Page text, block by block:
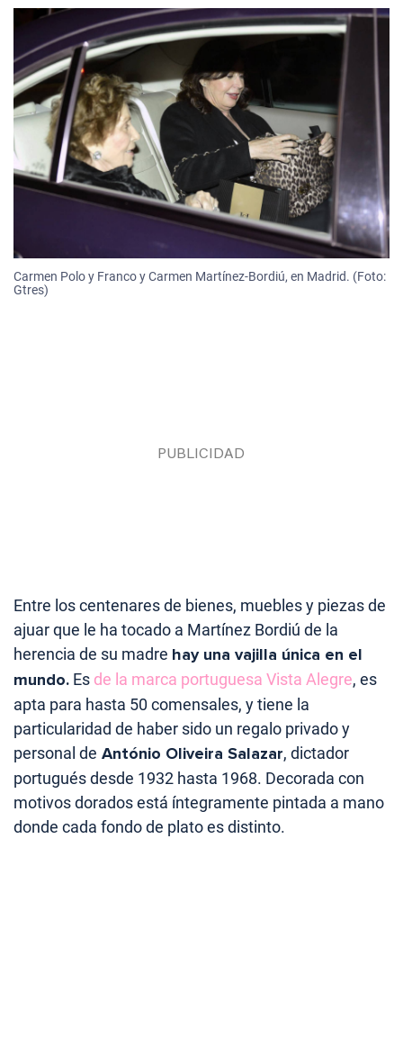
Carmen Polo y Franco y Carmen Martínez-Bordiú, en Madrid. (Foto:
Gtres)
Entre los centenares de bienes, muebles y piezas de
ajuar que le ha tocado a Martínez Bordiú de la
herencia de su madre hay una vajilla única en el
mundo. Es de la marca portuguesa Vista Alegre, es
apta para hasta 50 comensales, y tiene la
particularidad de haber sido un regalo privado y
personal de António Oliveira Salazar, dictador
portugués desde 1932 hasta 1968. Decorada con
motivos dorados está íntegramente pintada a mano
donde cada fondo de plato es distinto.